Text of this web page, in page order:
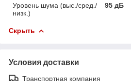
Уровень шума (выс./сред./
низк.)
95 дБ
Скрыть
Условия доставки
Транспортная компания